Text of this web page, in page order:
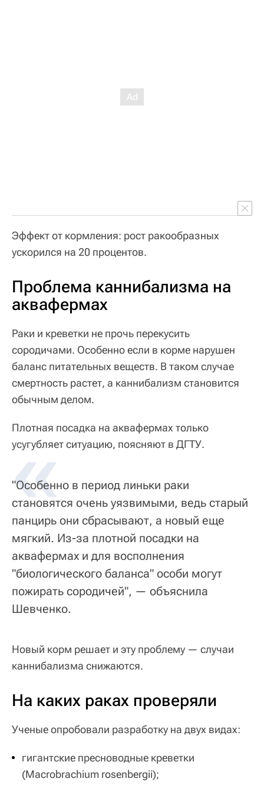
Эффект от кормления: рост ракообразных
ускорился на 20 процентов.
Проблема каннибализма на
аквафермах
Раки и креветки не прочь перекусить
сородичами. Особенно если в корме нарушен
баланс питательных веществ. В таком случае
смертность растет, а каннибализм становится
обычным делом.
Плотная посадка на аквафермах только
усугубляет ситуацию, поясняют в ДГТУ.
«
"Особенно в период линьки раки
становятся очень уязвимыми, ведь старый
панцирь они сбрасывают, а новый еще
мягкий. Из-за плотной посадки на
аквафермах и для восполнения
"биологического баланса" особи могут
пожирать сородичей", — объяснила
Шевченко.
Новый корм решает и эту проблему — случаи
каннибализма снижаются.
На каких раках проверяли
Ученые опробовали разработку на двух видах:
гигантские пресноводные креветки
(Macrobrachium rosenbergii);